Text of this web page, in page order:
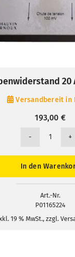
20
Versandbereit in
193,00 €
A
Menge
In den
Art.-Nr.
P01165224
19 % MwSt., zzgl.